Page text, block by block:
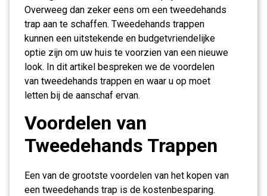
Overweeg dan zeker eens om een tweedehands
trap aan te schaffen. Tweedehands trappen
kunnen een uitstekende en budgetvriendelijke
optie zijn om uw huis te voorzien van een nieuwe
look. In dit artikel bespreken we de voordelen
van tweedehands trappen en waar u op moet
letten bij de aanschaf ervan.
Voordelen van
Tweedehands Trappen
Een van de grootste voordelen van het kopen van
een tweedehands trap is de kostenbesparing.